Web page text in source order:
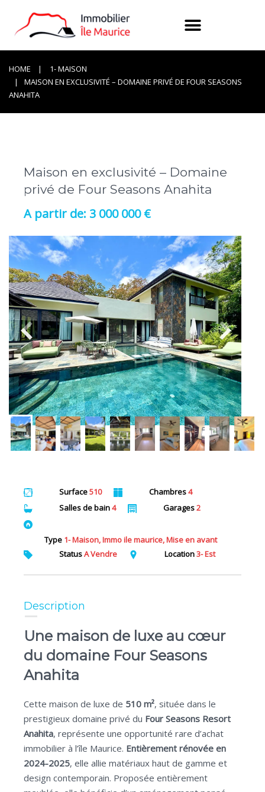
HOME
1- MAISON
MAISON EN EXCLUSIVITÉ – DOMAINE PRIVÉ DE FOUR SEASONS
ANAHITA
Maison en exclusivité – Domaine
privé de Four Seasons Anahita
3 000 000 €
Surface510 Chambres4
Salles de bain4 Garages2
Type 1- Maison, Immo ile maurice, Mise en avant
StatusA Vendre Location3- Est
Description
Une maison de luxe au cœur
du domaine Four Seasons
Anahita
Cette maison de luxe de 510 m², située dans le
prestigieux domaine privé du Four Seasons Resort
Anahita, représente une opportunité rare d’achat
immobilier à l’île Maurice. Entièrement rénovée en
2024-2025, elle allie matériaux haut de gamme et
design contemporain. Proposée entièrement